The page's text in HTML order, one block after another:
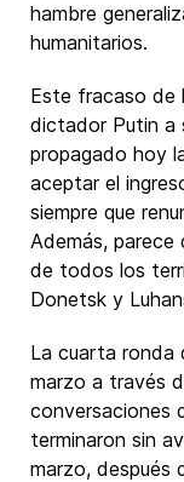
hambre
humanitarios.
Este fracaso de
dictador Putin a
propagado hoy
aceptar el
siempre que
Además, parece
de todos los
Donetsk y
La cuarta ronda
marzo a través
conversaciones
terminaron sin
marzo, después